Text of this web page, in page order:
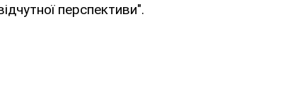
перспективи".